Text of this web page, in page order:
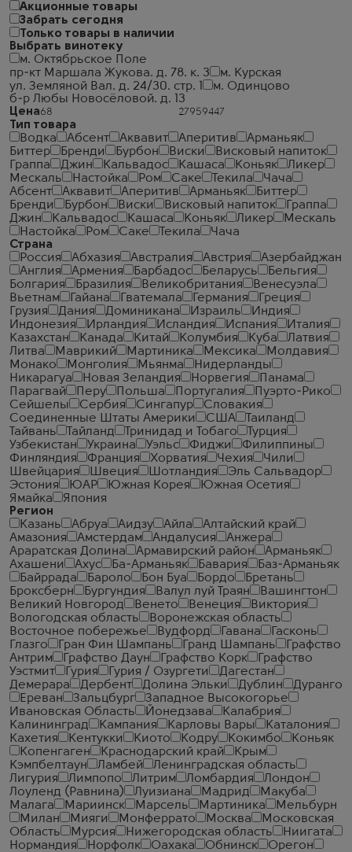
Акционные товары
Забрать сегодня
Только товары в наличии
Выбрать винотеку
м. Октябрьское Поле
пр-кт Маршала Жукова. д. 78. к. 3
м. Курская
ул. Земляной Вал. д. 24/30. стр. 1
м. Одинцово
б-р Любы Новосёловой. д. 13
Цена
Тип товара
Водка
Абсент Аквавит Аперитив
Арманьяк
Биттер
Бренди Бурбон Виски
Висковый напиток
Граппа
Джин Кальвадос Кашаса Коньяк
Ликер
Мескаль
Настойка Ром Саке Текила
Чача
Абсент
Аквавит Аперитив Арманьяк
Биттер
Бренди
Бурбон Виски Висковый напиток
Граппа
Джин
Кальвадос Кашаса Коньяк Ликер
Мескаль
Настойка
Ром Саке Текила
Чача
Страна
Россия
Абхазия Австралия Австрия
Азербайджан
Англия
Армения Барбадос Беларусь
Бельгия
Болгария
Бразилия Великобритания
Венесуэла
Вьетнам
Гайана Гватемала Германия
Греция
Грузия
Дания Доминикана Израиль
Индия
Индонезия
Ирландия Исландия Испания
Италия
Казахстан
Канада Китай Колумбия Куба
Латвия
Литва
Маврикий Мартиника Мексика
Молдавия
Монако
Монголия Мьянма
Нидерланды
Никарагуа
Новая Зеландия Норвегия
Панама
Парагвай
Перу Польша Португалия
Пуэрто-Рико
Сейшелы
Сербия Сингапур
Словакия
Соединенные Штаты Америки
США
Таиланд
Тайвань
Тайланд Тринидад и Тобаго
Турция
Узбекистан
Украина Уэльс Фиджи
Филиппины
Финляндия
Франция Хорватия Чехия
Чили
Швейцария
Швеция Шотландия
Эль Сальвадор
Эстония
ЮАР Южная Корея
Южная Осетия
Ямайка
Япония
Регион
Казань
Абруа Аидзу Айла
Алтайский край
Амазония
Амстердам Андалусия
Анжера
Араратская Долина
Армавирский район
Арманьяк
Ахашени
Ахус Ба-Арманьяк Бавария
Баз-Арманьяк
Байррада
Бароло Бон Буа Бордо
Бретань
Броксберн
Бургундия Валул луй Траян
Вашингтон
Великий Новгород
Венето Венеция
Виктория
Вологодская область
Воронежская область
Восточное побережье
Вудфорд Гавана
Гасконь
Глазго
Гран Фин Шампань Гранд Шампань
Графство
Антрим
Графство Даун Графство Корк
Графство
Уэстмит
Гурия Гурия / Озургети
Дагестан
Демерара
Дербент Долина Эльки Дублин
Дуранго
Ереван
Зальцбург
Западное Высокогорье
Ивановская Область
Йонедзава
Калабрия
Калининград
Кампания Карловы Вары
Каталония
Кахетия
Кентукки Киото Кодру Кокимбо
Коньяк
Копенгаген
Краснодарский край
Крым
Кэмпбелтаун
Ламбей
Ленинградская область
Лигурия
Лимпопо Литрим Ломбардия
Лондон
Лоуленд (Равнина)
Луизиана Мадрид
Макуба
Малага
Мариинск Марсель Мартиника
Мельбурн
Милан
Мияги Монферрато Москва
Московская
Область
Мурсия Нижегородская область
Ниигата
Нормандия
Норфолк Оахака Обнинск
Орегон